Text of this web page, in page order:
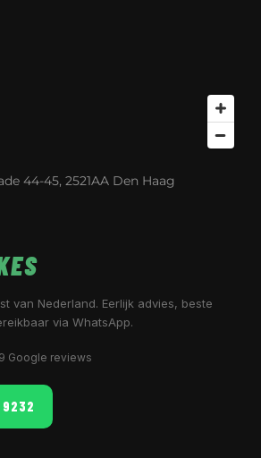
44-45, 2521AA Den Haag
van Nederland. Eerlijk advies, beste
via WhatsApp.
Google reviews